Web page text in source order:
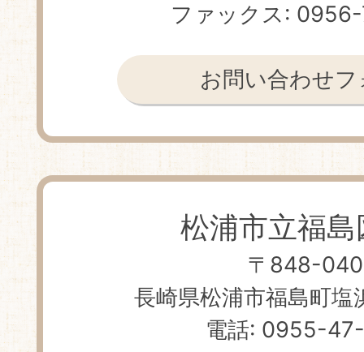
ファックス:
お問い合わせフ
松浦市立福
〒848-
長崎県松浦市福島町
電話: 0955-